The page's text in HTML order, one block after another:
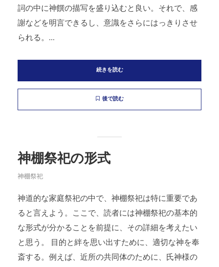
詞の中に神饌の描写を盛り込むと良い。それで、感
謝などを明言できるし、意識をさらにはっきりさせ
られる。...
続きを読む
後で読む
神棚祭祀の形式
神棚祭祀
神道的な家庭祭祀の中で、神棚祭祀は特に重要であ
ると言えよう。ここで、読者には神棚祭祀の基本的
な形式が分かることを前提に、その詳細を考えたい
と思う。 目的と絆を思い出すために、適切な神を奉
斎する。例えば、近所の共同体のために、氏神様の